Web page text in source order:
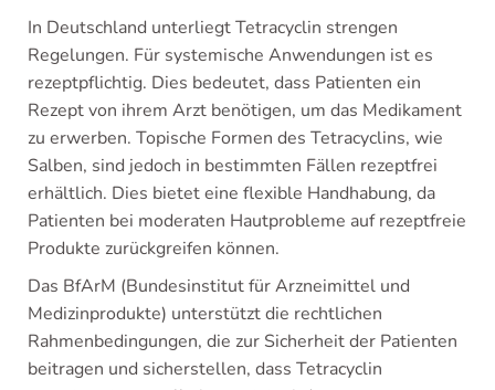
In Deutschland unterliegt Tetracyclin strengen
Regelungen. Für systemische Anwendungen ist es
rezeptpflichtig. Dies bedeutet, dass Patienten ein
Rezept von ihrem Arzt benötigen, um das Medikament
zu erwerben. Topische Formen des Tetracyclins, wie
Salben, sind jedoch in bestimmten Fällen rezeptfrei
erhältlich. Dies bietet eine flexible Handhabung, da
Patienten bei moderaten Hautprobleme auf rezeptfreie
Produkte zurückgreifen können.
Das BfArM (Bundesinstitut für Arzneimittel und
Medizinprodukte) unterstützt die rechtlichen
Rahmenbedingungen, die zur Sicherheit der Patienten
beitragen und sicherstellen, dass Tetracyclin